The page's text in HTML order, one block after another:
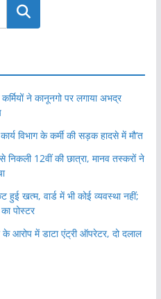
खोजें
कर्मियों ने कानूनगो पर लगाया अभद्र
विभाग के कर्मी की सड़क हादसे में मौ’त
निकली 12वीं की छात्रा, मानव तस्करों ने
खत्म, वार्ड में भी कोई व्यवस्था नहीं;
पोस्टर
आरोप में डाटा एंट्री ऑपरेटर, दो दलाल